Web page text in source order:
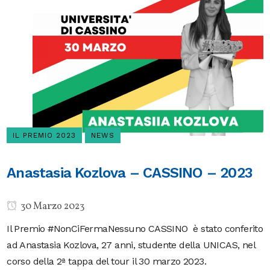
IL PREMIO 2023 NEWS
Anastasia Kozlova – CASSINO – 2023
30 Marzo 2023
Il Premio #NonCiFermaNessuno CASSINO è stato conferito
ad Anastasia Kozlova, 27 anni, studente della UNICAS, nel
corso della 2ª tappa del tour il 30 marzo 2023.